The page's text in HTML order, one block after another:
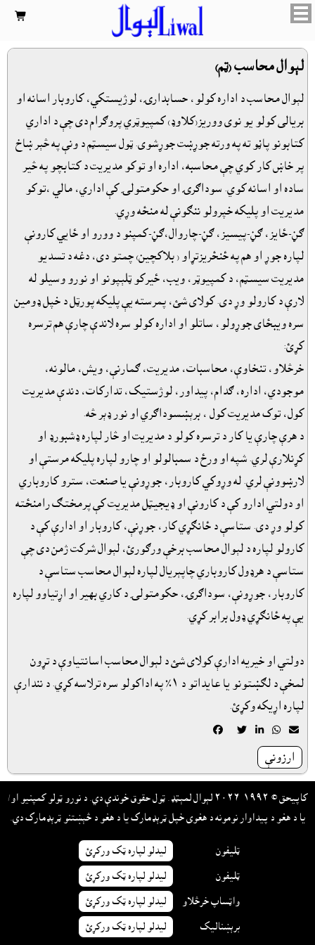

لېوال محاسب (ټم)
لېوال محاسب د اداره کولو، حسابدارۍ، لوژيستکي، کاروبار اسانه او
بريالى کولو يو نوى ووريز(کلاوډ) کمپيوټري پروګرام دى چې د اداري
کتابونو پاڼو ته په ورته جوړښت جوړشوى. ټول سيسټم د ونې په څېر ښاخ
پر خاښ کار کوي چې محاسبه، اداره او توکو مديريت د کتابچو په څير
ساده او اسانه کوي. سوداګرۍ او حکومتولۍ کې اداري، مالي ،توکو
مديريت او پليکه خپرولو ننګونې له منځه وړي.
ګڼ-ځايز، ګڼ-پيسيز، ګڼ-چاروال،ګڼ-کمپنو د وورو او ځايي کارونې
لپاره جوړ او هم په ځنځريزتړاو ( بلاکچين) چمتو دى، دغه د تسديو
مديريت سيسټم، د کمپيوټر، ويب، ځيرکو ټلېپونو او نورو وسيلو له
لارې د کارولو وړ دى. کولاى شئ، پمرسته يې پليکه پورټل د خپل ډومين
سره ويبځاى جوړولو، ساتلو او اداره کولو سره لاندې چارې هم ترسره
کړئ:
خرڅلاو، تنخاوې، محاسبات، مديريت، ګمارنې، ويش، مالونه،
موجودي، اداره، ګدام، پيداور، لوژستيک، تدارکات، دندې مديريت
کول، توک مديريت کول ، برېښسوداګري او نور ډېر څه.
د هرې چارې يا کار د ترسره کولو د مديريت او څار لپاره ډشبورډ او
کړنلارې لري. شپه او ورځ د سمبالولو او چارو لپاره پليکه مرستې او
لارښوونې لري. له وړوکي کاروبار، جوړونې يا صنعت، سترو کاروباري
او دولتي ادارو کې د کارونې او ډيجيټل مديريت کې پرمختګ رامنځته
کولو وړ دى. ستاسې د ځانګړي کار، جوړنې، کاروبار او ادارې کې د
کارولو لپاره د لېوال محاسب برخې ورګورئ، لېوال شرکت ژمن دى چې
ستاسې د هرډول کاروباري چاپېريال لپاره لېوال محاسب ستاسې د
کاروبار، جوړونې، سوداګرۍ، حکومتولۍ د کاري بهير او اړتياوو لپاره
يې په ځانګړي ډول برابر کړي.
دولتي او خيريه ادارې کولاى شئ د لېوال محاسب اسانتياوې د تړون
لمخې د لګښتونو يا عايداتو د ١٪ په اداکولو سره ترلاسه کړي. د نندارې
لپاره اړيکه وکړئ.
    
ارزونې
کاپيحق © ١٩٩٢-٢٠٢٦ لېوال لمېټډ. ټول حقوق خوندې دي. د نورو ټولو کمپنيو او/
يا د هغو د پيداوار نومونه د هغوى خپل ټرېډمارک يا د هغو د څېښتنو ټرېډمارک دي.
ټليفون ليدلو لپاره ټک ورکړئ
ټليفون ليدلو لپاره ټک ورکړئ
واټساپ خرڅلاو ليدلو لپاره ټک ورکړئ
برېښناليک ليدلو لپاره ټک ورکړئ